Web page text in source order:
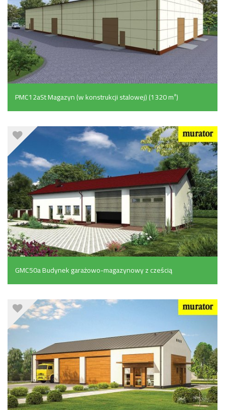
PMC12aSt Magazyn (w konstrukcji stalowej) (1320 m²)
GMC50a Budynek garażowo-magazynowy z cześcią
mieszkalną i pom. pomocniczymi (157.1 m²)